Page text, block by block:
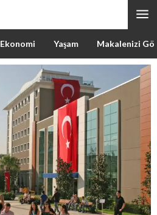
Ekonomi Yaşam Makalenizi